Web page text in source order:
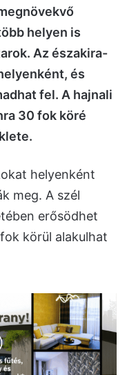
helyen is
Az északira-
és
fel. A hajnali
30 fok köré
helyenként
meg. A szél
erősödhet
körül alakulhat